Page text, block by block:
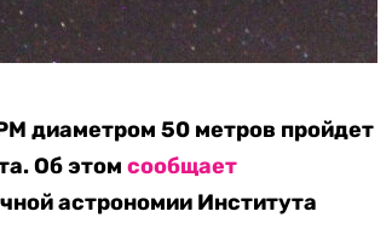
диаметром 50 метров пройдет
Об этомсообщает
астрономии Института